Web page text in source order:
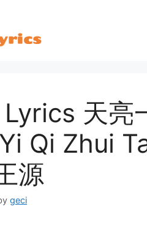
天亮
Qi Zhui
源
geci